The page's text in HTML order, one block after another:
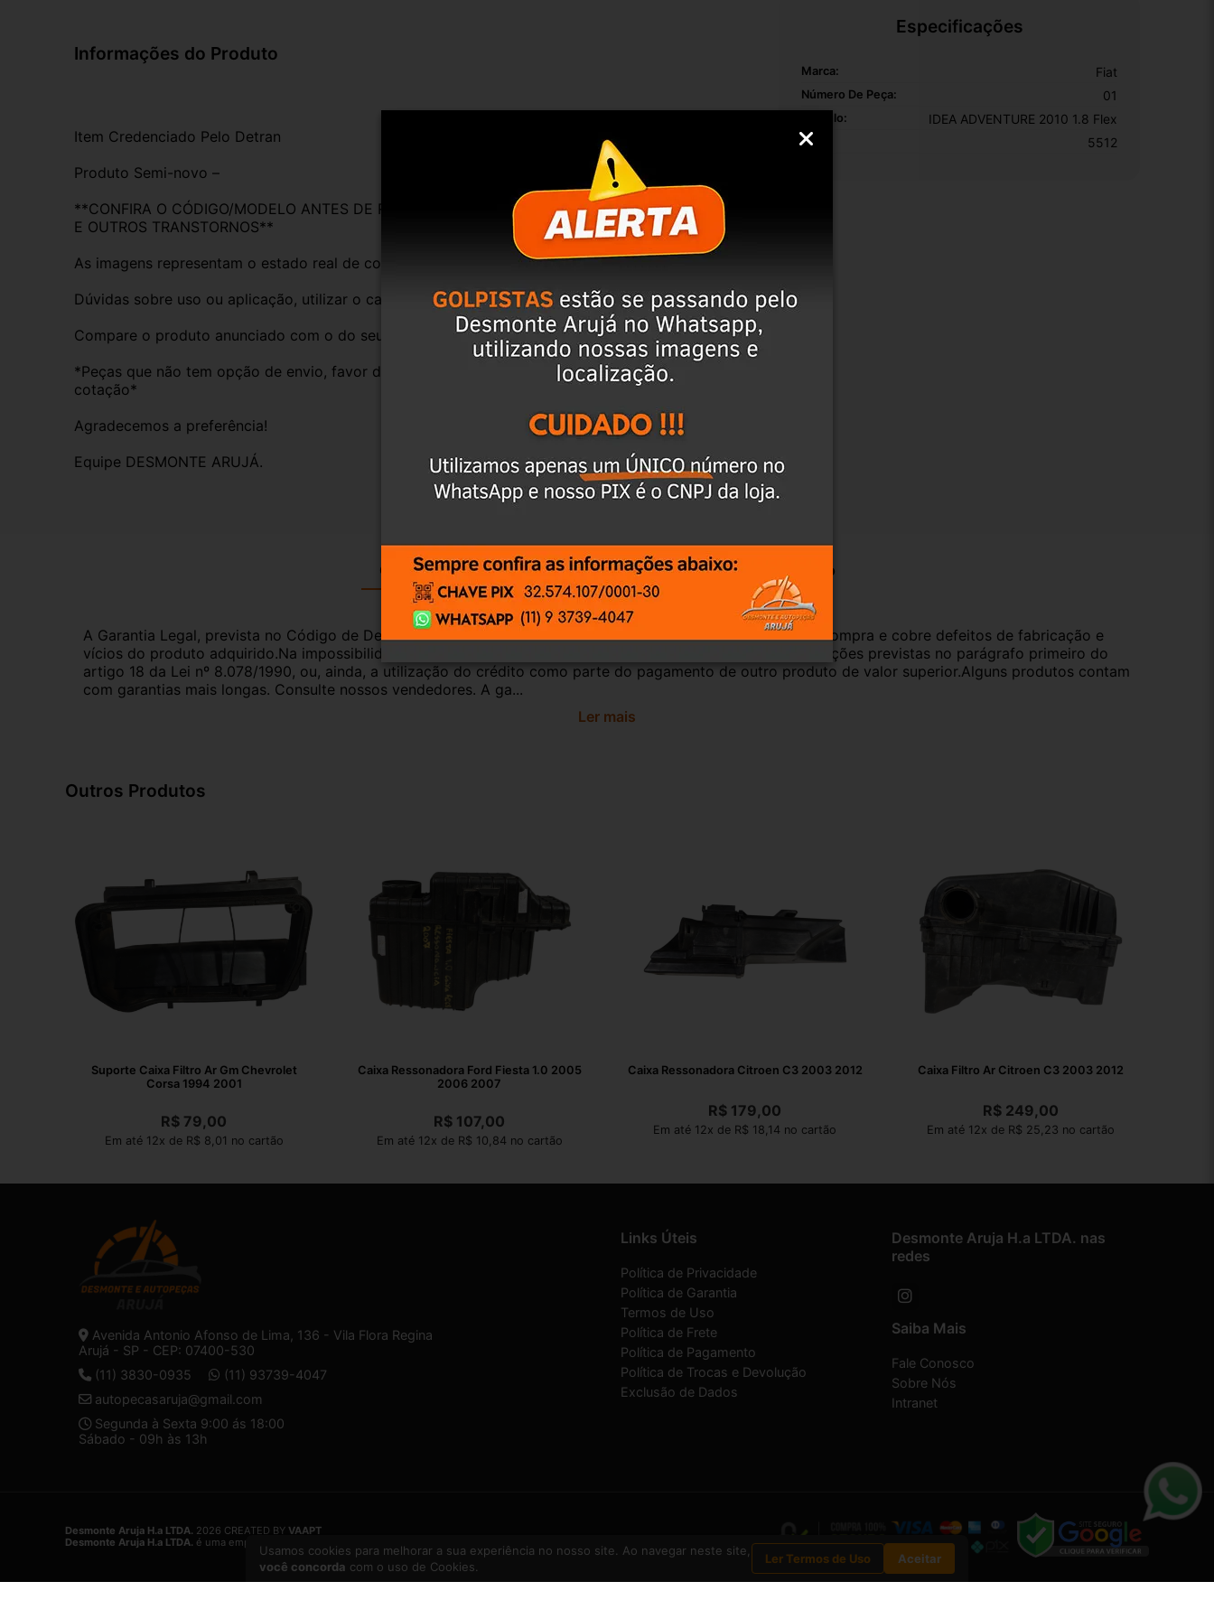
Informações do Produto
Item Credenciado Pelo Detran
Produto Semi-novo –
**CONFIRA O CÓDIGO/MODELO ANTES DE REALIZAR A COMPRA, ISSO EVITA DEVOLUÇÕES
E OUTROS TRANSTORNOS**
As imagens representam o estado real de conservação da peça;
Dúvidas sobre uso ou aplicação, utilizar o campo de perguntas;
Compare o produto anunciado com o do seu veículo, para evitar trocas;
*Peças que não tem opção de envio, favor deixar o CEP na área de perguntas para realizar
cotação*
Agradecemos a preferência!
Equipe DESMONTE ARUJÁ.
Especificações
Marca: Fiat
Número De Peça: 01
Modelo: IDEA ADVENTURE 2010 1.8 Flex
SKU: 5512
Garantia Certificado de Procedência Troca e Devolução
A Garantia Legal, prevista no Código de Defesa do Consumidor, é de 90 (noventa) dias a partir da data da compra e cobre defeitos de fabricação e
vícios do produto adquirido.Na impossibilidade de reparar o produto, o cliente poderá escolher dentre as opções previstas no parágrafo primeiro do
artigo 18 da Lei nº 8.078/1990, ou, ainda, a utilização do crédito como parte do pagamento de outro produto de valor superior.Alguns produtos contam
com garantias mais longas. Consulte nossos vendedores. A ga...
Ler mais
Outros Produtos
Suporte Caixa Filtro Ar Gm Chevrolet
Corsa 1994 2001
R$ 79,00
Em até 12x de R$ 8,01 no cartão
Caixa Ressonadora Ford Fiesta 1.0 2005
2006 2007
R$ 107,00
Em até 12x de R$ 10,84 no cartão
Caixa Ressonadora Citroen C3 2003 2012
R$ 179,00
Em até 12x de R$ 18,14 no cartão
Caixa Filtro Ar Citroen C3 2003 2012
R$249,00
Em até 12x de R$ 25,23 no cartão
Avenida Antonio Afonso de Lima, 136 - Vila Flora Regina
Arujá - SP - CEP: 07400-530
(11) 3830-0935
(11) 93739-4047
autopecasaruja@gmail.com
Segunda à Sexta 9:00 ás 18:00
Sábado - 09h às 13h
Links Úteis
Política de Privacidade
Política de Garantia
Termos de Uso
Política de Frete
Política de Pagamento
Política de Trocas e Devolução
Exclusão de Dados
Desmonte Aruja H.a LTDA. nas
redes
Saiba Mais
Fale Conosco
Sobre Nós
Intranet
Desmonte Aruja H.a LTDA. 2026 CREATED BY VAAPT
Desmonte Aruja H.a LTDA. é uma empresa inscrita no CNPJ
Usamos cookies para melhorar a sua experiência no nosso site. Ao navegar neste site,
você concorda com o uso de Cookies.
Ler Termos de Uso Aceitar